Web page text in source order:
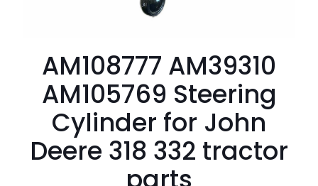
AM108777 AM39310
AM105769 Steering
Cylinder for John
Deere 318 332 tractor